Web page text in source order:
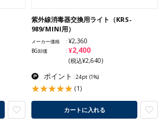
紫外線消毒器交換用ライト（KRS-
989/MINI用）
メーカー価格 ¥2,360
BG卸価 ¥2,400
(税込¥2,640)
ポイント : 24pt (1%)
(1)
カートに入れる